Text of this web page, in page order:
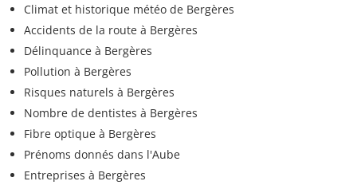
Climat et historique météo de Bergères
Accidents de la route à Bergères
Délinquance à Bergères
Pollution à Bergères
Risques naturels à Bergères
Nombre de dentistes à Bergères
Fibre optique à Bergères
Prénoms donnés dans l'Aube
Entreprises à Bergères